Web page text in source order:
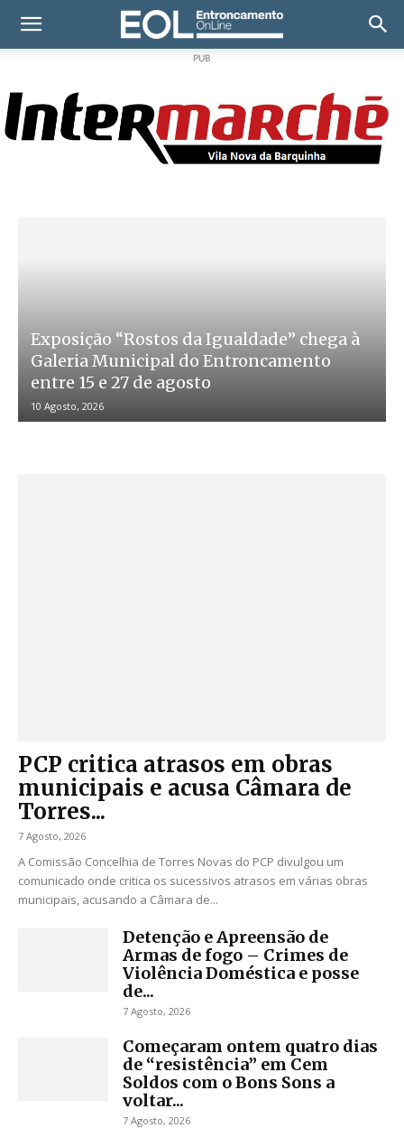
PUB
Exposição “Rostos da Igualdade” chega à
Galeria Municipal do Entroncamento
entre 15 e 27 de agosto
10 Agosto, 2026
PCP critica atrasos em obras
municipais e acusa Câmara de
Torres...
7 Agosto, 2026
A Comissão Concelhia de Torres Novas do PCP divulgou um
comunicado onde critica os sucessivos atrasos em várias obras
municipais, acusando a Câmara de...
Detenção e Apreensão de
Armas de fogo – Crimes de
Violência Doméstica e posse
de...
7 Agosto, 2026
Começaram ontem quatro dias
de “resistência” em Cem
Soldos com o Bons Sons a
voltar...
7 Agosto, 2026